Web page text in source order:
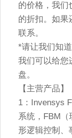
的价格，我们
的折扣。如果
联系。
*请让我们知
我们可以给您
盘。
【主营产品】
1：Invensys
系统，FBM
形逻辑控制、